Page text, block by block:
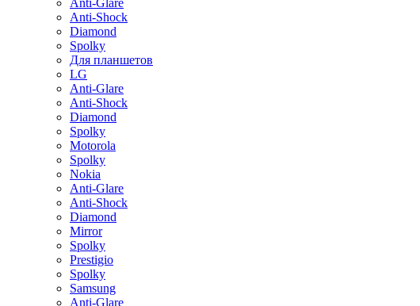
Anti-Glare
Anti-Shock
Diamond
Spolky
Для планшетов
LG
Anti-Glare
Anti-Shock
Diamond
Spolky
Motorola
Spolky
Nokia
Anti-Glare
Anti-Shock
Diamond
Mirror
Spolky
Prestigio
Spolky
Samsung
Anti-Glare